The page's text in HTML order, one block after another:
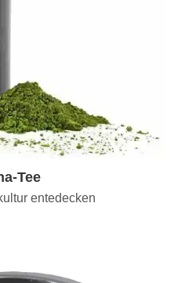
Tee
entedecken